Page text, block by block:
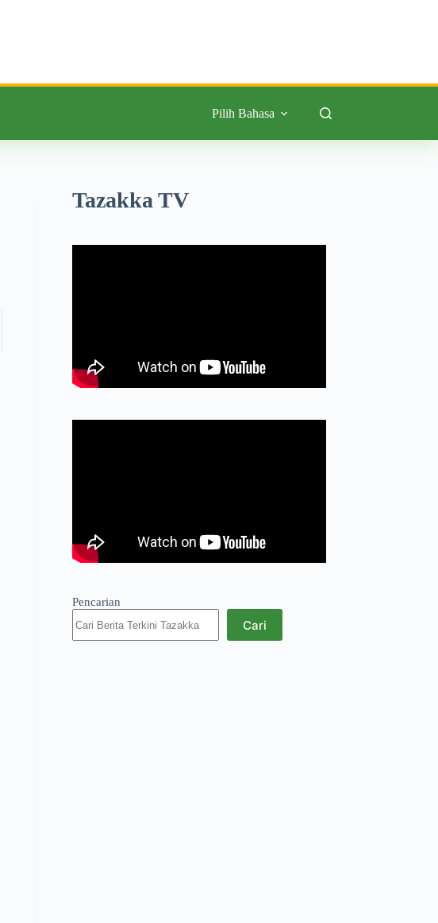
Pilih Bahasa
Tazakka TV
Pencarian
Cari